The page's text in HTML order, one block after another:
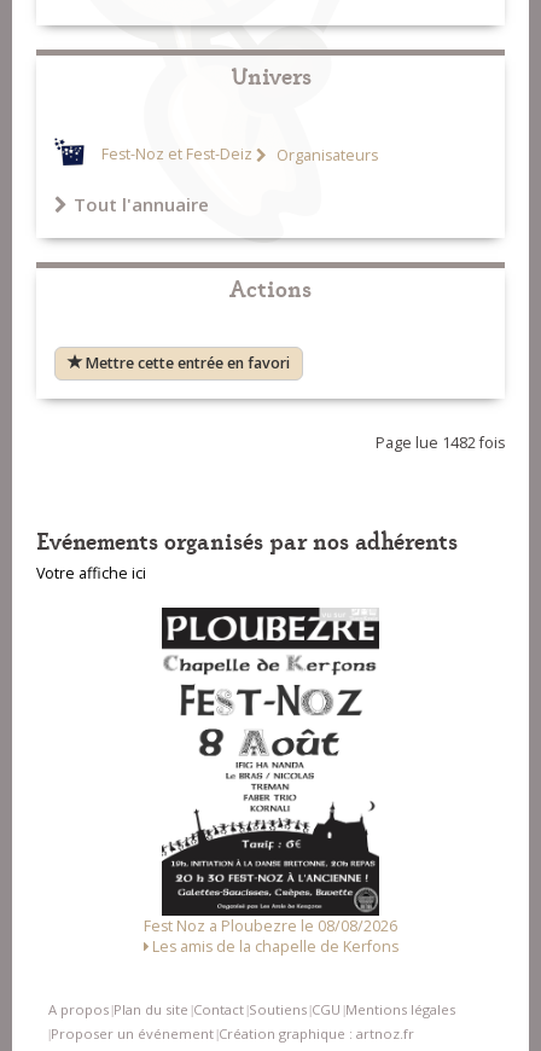
Univers
Fest-Noz et Fest-Deiz Organisateurs
Tout l'annuaire
Actions
Mettre cette entrée en favori
Page lue 1482 fois
Evénements organisés par nos adhérents
Votre affiche ici
Fest Noz a Ploubezre le 08/08/2026
Les amis de la chapelle de Kerfons
A propos Plan du site Contact Soutiens CGU Mentions légales
Proposer un événement Création graphique : artnoz.fr